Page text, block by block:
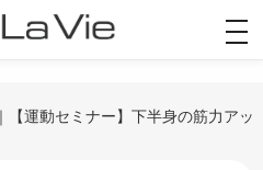
【運動セミナー】下半身の筋力ア